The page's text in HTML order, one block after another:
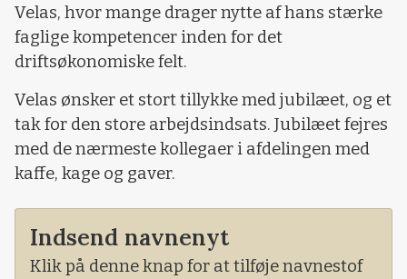
Velas, hvor mange drager nytte af hans stærke
faglige kompetencer inden for det
driftsøkonomiske felt.
Velas ønsker et stort tillykke med jubilæet, og et
tak for den store arbejdsindsats. Jubilæet fejres
med de nærmeste kollegaer i afdelingen med
kaffe, kage og gaver.
Indsend navnenyt
Klik på denne knap for at tilføje navnestof